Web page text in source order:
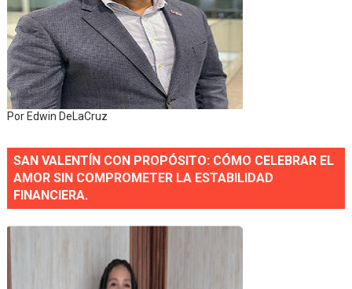
Por Edwin DeLaCruz
SAN VALENTÍN CON PROPÓSITO: CÓMO CELEBRAR EL
AMOR SIN COMPROMETER LA ESTABILIDAD
FINANCIERA.